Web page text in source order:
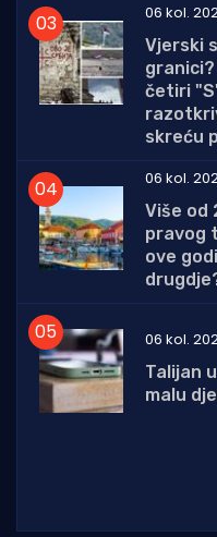
06 kol.
Vjerski
četiri
skreću
06 kol.
Više od
pravog
ove
06 kol.
Talijan
malu